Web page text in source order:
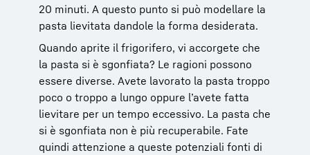
20 minuti. A questo punto si può modellare la
pasta lievitata dandole la forma desiderata.
Quando aprite il frigorifero, vi accorgete che
la pasta si è sgonfiata? Le ragioni possono
essere diverse. Avete lavorato la pasta troppo
poco o troppo a lungo oppure l’avete fatta
lievitare per un tempo eccessivo. La pasta che
si è sgonfiata non è più recuperabile. Fate
quindi attenzione a queste potenziali fonti di